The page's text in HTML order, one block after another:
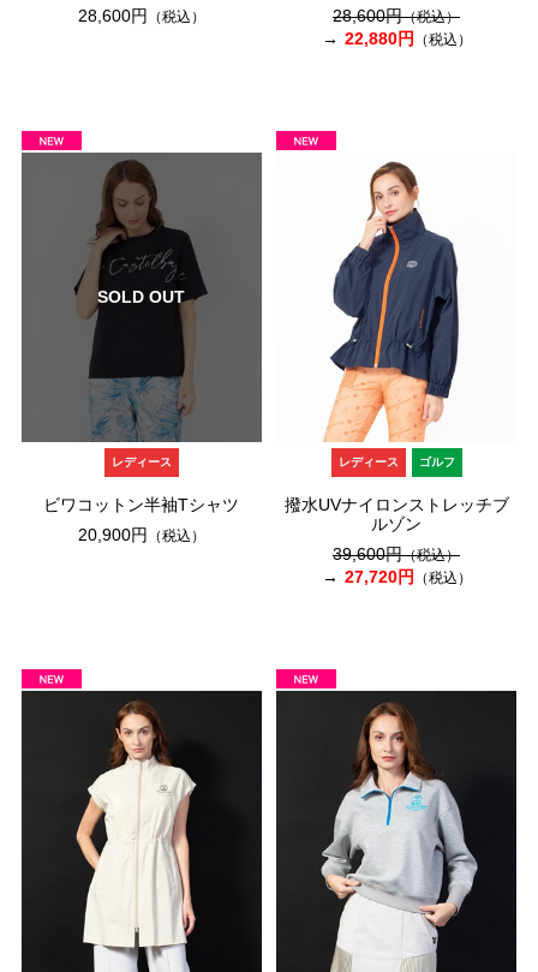
28,600円 （税込） 28,600円（税込）
22,880円 （税込）
SOLD OUT
レディース
ビワコットン半袖Tシャツ
20,900円 （税込）
レディース ゴルフ
撥水UVナイロンストレッチブ
ルゾン
39,600円（税込）
27,720円 （税込）